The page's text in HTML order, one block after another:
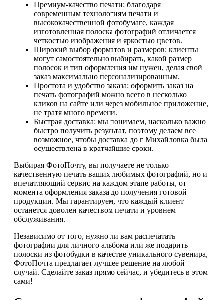
Премиум-качество печати: благодаря
современным технологиям печати и
высококачественной фотобумаге, каждая
изготовленная полоска фотографий отличается
четкостью изображения и яркостью цветов.
Широкий выбор форматов и размеров: клиенты
могут самостоятельно выбирать, какой размер
полосок и тип оформления им нужен, делая свой
заказ максимально персонализированным.
Простота и удобство заказа: оформить заказ на
печать фотографий можно всего в несколько
кликов на сайте или через мобильное приложение,
не тратя много времени.
Быстрая доставка: мы понимаем, насколько важно
быстро получить результат, поэтому делаем все
возможное, чтобы доставка до г Михайловка была
осуществлена в кратчайшие сроки.
Выбирая ФотоПочту, вы получаете не только
качественную печать ваших любимых фотографий, но и
впечатляющий сервис на каждом этапе работы, от
момента оформления заказа до получения готовой
продукции. Мы гарантируем, что каждый клиент
останется доволен качеством печати и уровнем
обслуживания.
Независимо от того, нужно ли вам распечатать
фотографии для личного альбома или же подарить
полоски из фотобудки в качестве уникального сувенира,
ФотоПочта предлагает лучшее решение на любой
случай. Сделайте заказ прямо сейчас, и убедитесь в этом
сами!